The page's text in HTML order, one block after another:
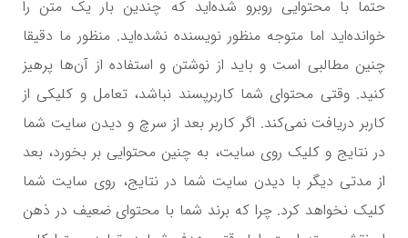
حتما با محتوایی روبرو شده‌اید که چندین بار یک متن را
خوانده‌اید اما متوجه منظور نویسنده نشده‌اید. منظور ما دقیقا
چنین مطالبی است و باید از نوشتن و استفاده از آن‌ها پرهیز
کنید. وقتی محتوای شما کاربرپسند نباشد، تعامل و کلیکی از
کاربر دریافت نمی‌کند. اگر کاربر بعد از سرچ و دیدن سایت شما
در نتایج و کلیک روی سایت، به چنین محتوایی بر بخورد، بعد
از مدتی دیگر با دیدن سایت شما در نتایج، روی سایت شما
کلیک نخواهد کرد. چرا که برند شما با محتوای ضعیف در ذهن